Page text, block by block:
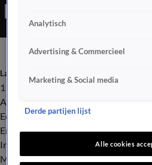
Laatste nieuws
112
Advies & Tips
Economie
Entertainment
Infrastructuur
Milieu en Gezondheid
Analytisch
Advertising & Commercieel
Marketing & Social media
Derde partijen lijst
Alle cookies